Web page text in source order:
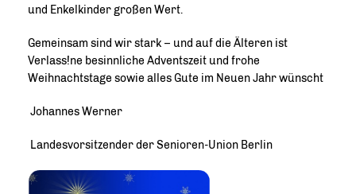
und Enkelkinder großen Wert.
Gemeinsam sind wir stark – und auf die Älteren ist
Verlass!ne besinnliche Adventszeit und frohe
Weihnachtstage sowie alles Gute im Neuen Jahr wünscht
Johannes Werner
Landesvorsitzender der Senioren-Union Berlin